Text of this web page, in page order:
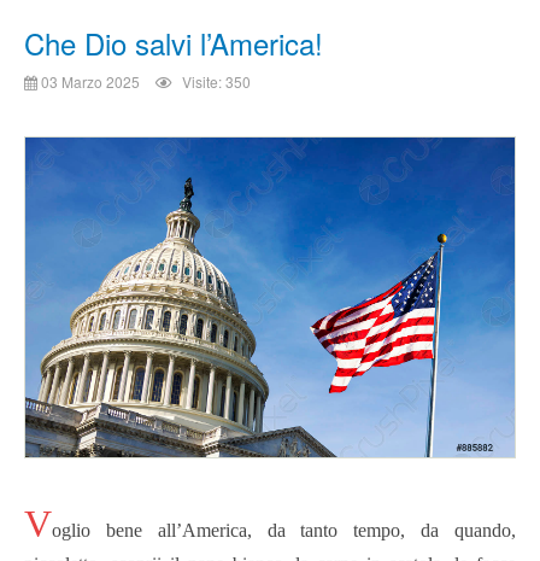
Che Dio salvi l’America!
03 Marzo 2025 Visite: 350
Voglio bene all’America, da tanto tempo, da quando,